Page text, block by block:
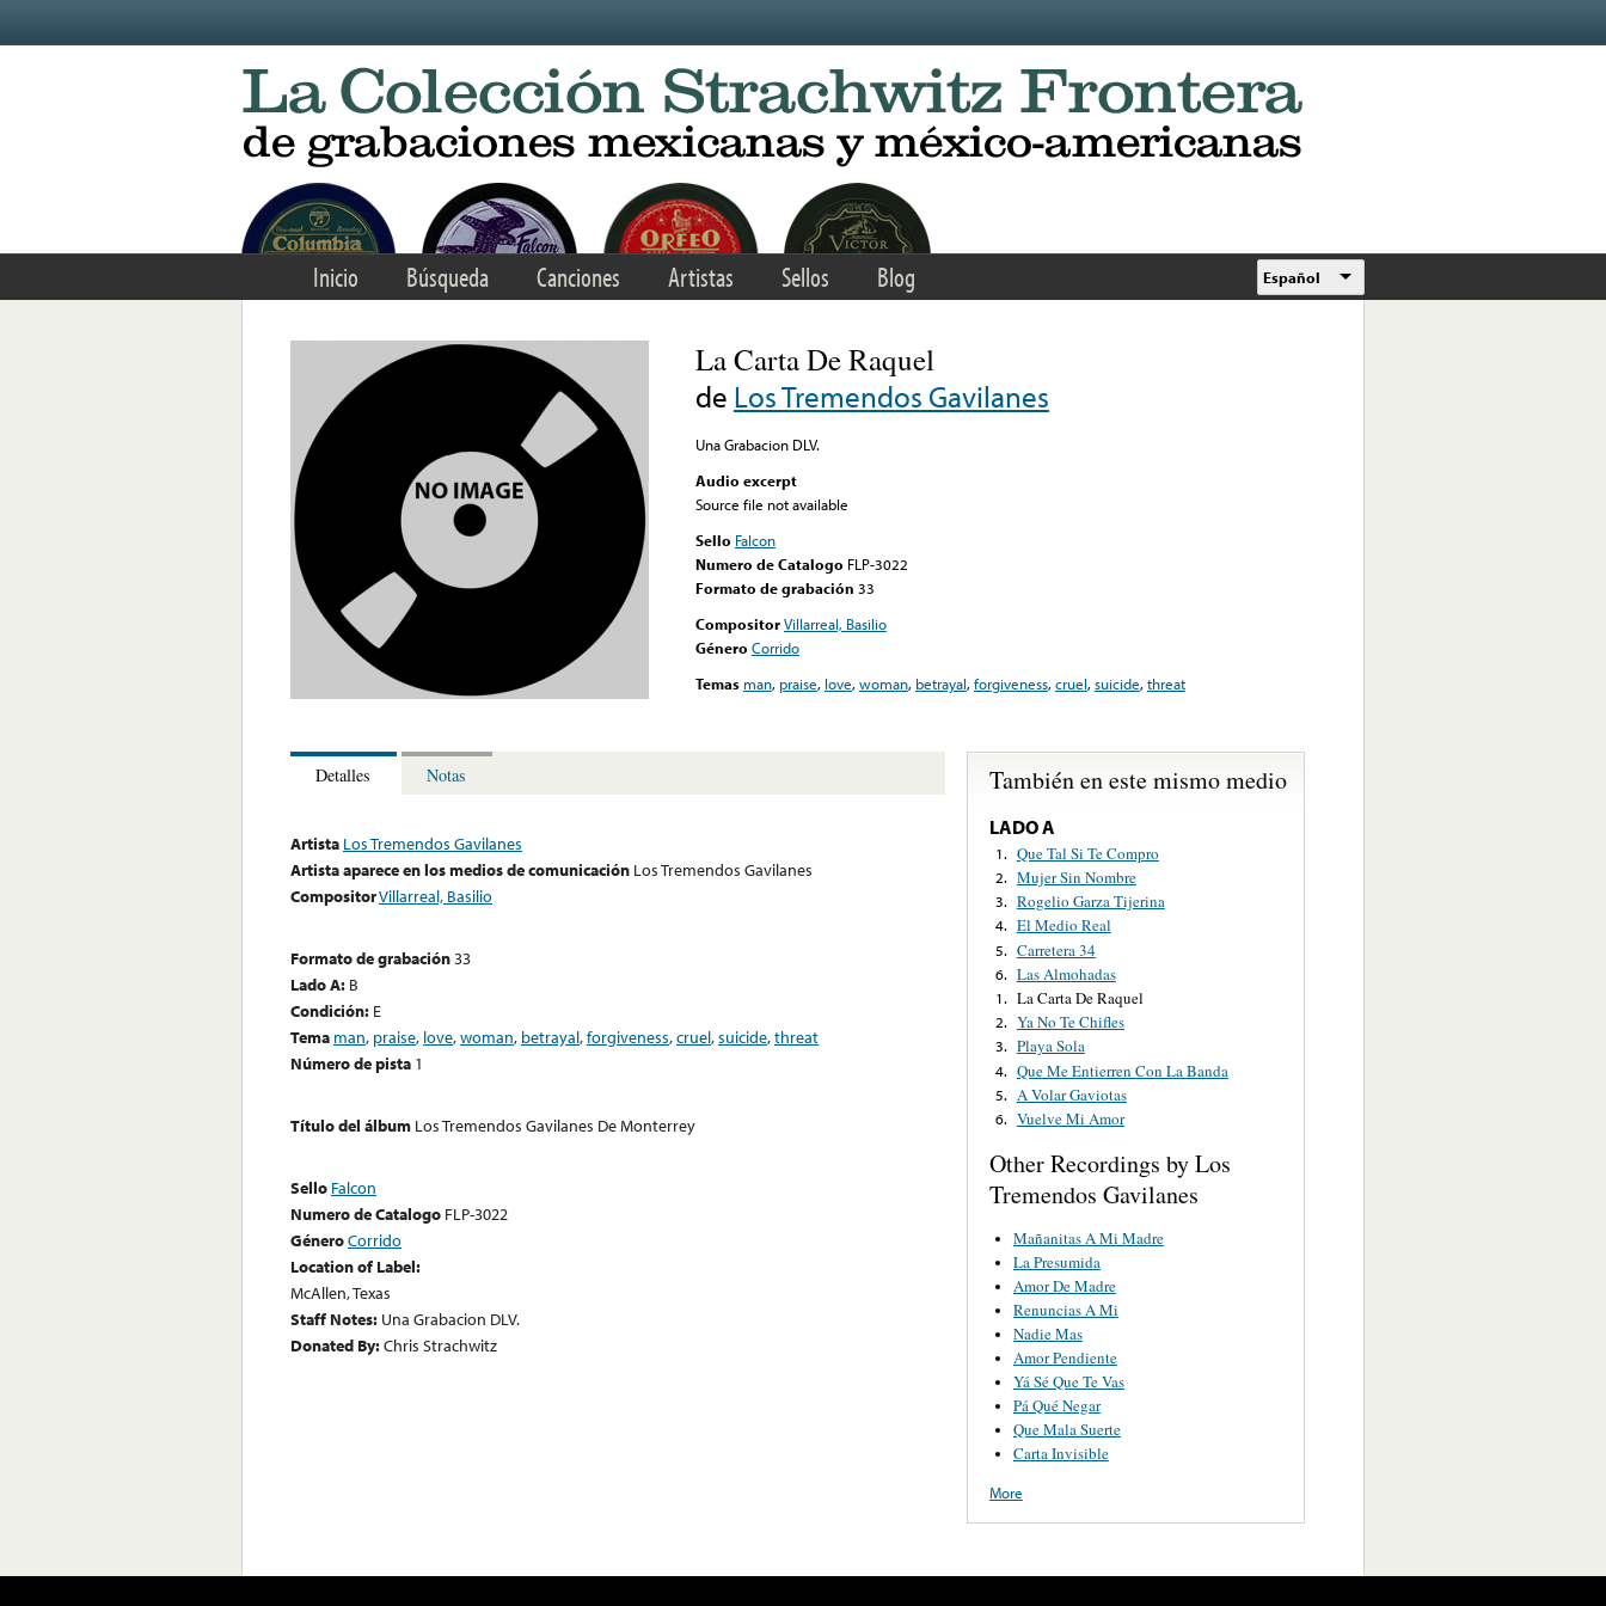
Inicio Búsqueda Canciones Artistas Sellos Blog Español
La Carta De Raquel
de Los Tremendos Gavilanes
Una Grabacion DLV.
Audio excerpt
Source file not available
Sello Falcon
Numero de Catalogo FLP-3022
Formato de grabación 33
CompositorVillarreal, Basilio
Género Corrido
Temas man, praise, love,woman, betrayal,forgiveness,cruel,suicide,threat
Detalles Notas
Artista Los Tremendos Gavilanes
Artista aparece en los medios de comunicación Los Tremendos Gavilanes
CompositorVillarreal, Basilio
Formato de grabación33
Lado A: B
Condición: E
Tema man, praise, love,woman, betrayal,forgiveness,cruel,suicide,threat
Número de pista 1
Título del álbum Los Tremendos Gavilanes De Monterrey
Sello Falcon
Numero de Catalogo FLP-3022
GéneroCorrido
Location of Label:
McAllen, Texas
Staff Notes: Una Grabacion DLV.
Donated By:Chris Strachwitz
También en este mismo medio
LADO A
1. Que Tal Si Te Compro
2. Mujer Sin Nombre
3. Rogelio Garza Tijerina
4. El Medio Real
5. Carretera 34
6. Las Almohadas
1. La Carta De Raquel
2. Ya No Te Chifles
3. Playa Sola
4. Que Me Entierren Con La Banda
5. A Volar Gaviotas
6. Vuelve Mi Amor
Other Recordings by Los
Tremendos Gavilanes
Mañanitas A Mi Madre
La Presumida
Amor De Madre
Renuncias A Mi
Nadie Mas
Amor Pendiente
Yá Sé Que Te Vas
Pá Qué Negar
Que Mala Suerte
Carta Invisible
More